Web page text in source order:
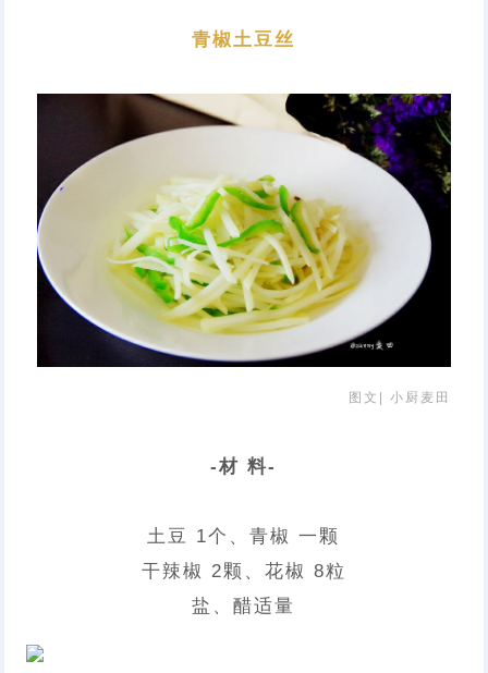
青椒土豆丝
图文| 小厨麦田
-材 料-
土豆 1个、青椒 一颗
干辣椒 2颗、花椒 8粒
盐、醋适量